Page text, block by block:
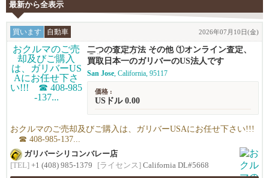
最新から全表示
買います 自動車 2026年07月10日(金)
二つの査定方法 その他 ①オンライン査定、
②御来店査定
買取日本一のガリバーのUS法人です
San Jose, California, 95117
価格 :
USドル 0.00
おクルマのご売却及びご購入は、ガリバーUSAにお任せ下さい!!!
☎ 408-985-137...
ガリバーシリコンバレー店
[TEL] +1 (408) 985-1379 [ライセンス] California DL#5668